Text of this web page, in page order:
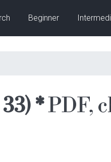
Beginner
*PDF,